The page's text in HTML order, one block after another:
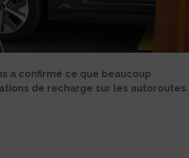
a confirmé ce que beaucoup
de recharge sur les autoroutes.